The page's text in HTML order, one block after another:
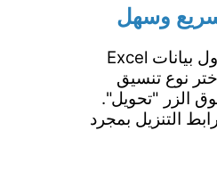
وسهل
قم بتحميل جدول بيانات Excel
نوع تنسيق
الزر "تحويل".
التنزيل بمجرد